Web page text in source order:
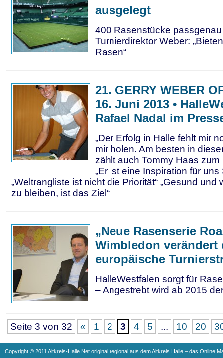
ausgelegt
400 Rasenstücke passgenau
Turnierdirektor Weber:
Rasen“
21. GERRY WEBER
16. Juni 2013 •
Rafael Nadal im
„Der Erfolg in Halle fehlt mir
mir holen. Am besten in
zählt auch Tommy Haas zum
„Er ist eine Inspiration für uns
„Weltrangliste ist nicht die Priorität“ „Gesund und
zu bleiben, ist das Ziel“
„Neue Rasenserie
Wimbledon verändert
europäische
HalleWestfalen sorgt für
– Angestrebt wird ab 2015
Seite 3 von 32 « 1 2 3 4 5 ... 10 20
Copyright © 2011 Altkreis-Halle.Net original regional aus dem Altkreis Halle – das Online